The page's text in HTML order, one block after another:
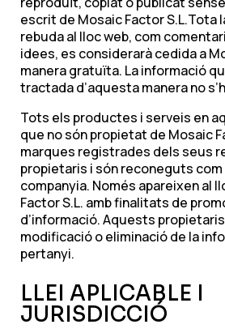
escrit de Mosaic Factor S.L.Tota
rebuda al lloc web, com
idees, es considerarà cedida a
manera gratuïta. La informació
tractada d’aquesta manera no
Tots els productes i serveis en
que no són propietat de Mosaic
marques registrades dels seus
propietaris i són reconeguts
companyia. Només apareixen al
Factor S.L. amb finalitats de
d’informació. Aquests
modificació o eliminació de la
pertanyi.
LLEI APLICABLE I
JURISDICCIÓ